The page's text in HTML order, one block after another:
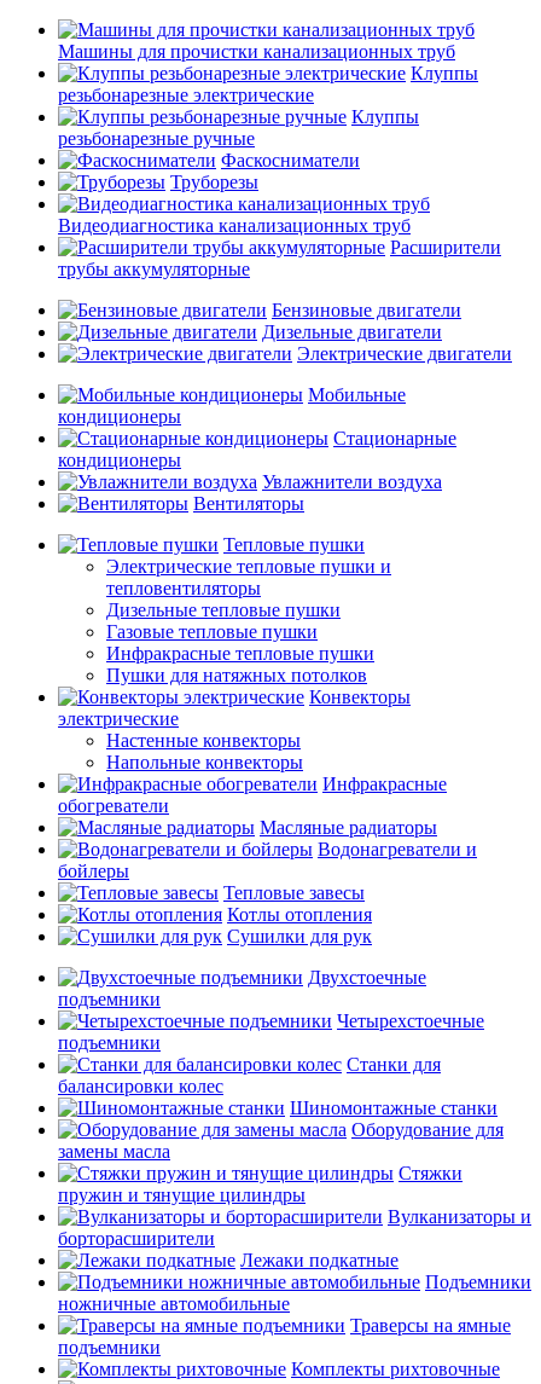
Машины для прочистки канализационных труб
Клуппы
резьбонарезные электрические
Клуппы
резьбонарезные ручные
Фаскосниматели
Труборезы
Видеодиагностика канализационных труб
Расширители
трубы аккумуляторные
Бензиновые двигатели
Дизельные двигатели
Электрические двигатели
Мобильные
кондиционеры
Стационарные
кондиционеры
Увлажнители воздуха
Вентиляторы
Тепловые пушки
Электрические тепловые пушки и
тепловентиляторы
Дизельные тепловые пушки
Газовые тепловые пушки
Инфракрасные тепловые пушки
Пушки для натяжных потолков
Конвекторы
электрические
Настенные конвекторы
Напольные конвекторы
Инфракрасные
обогреватели
Масляные радиаторы
Водонагреватели и
бойлеры
Тепловые завесы
Котлы отопления
Сушилки для рук
Двухстоечные
подъемники
Четырехстоечные
подъемники
Станки для
балансировки колес
Шиномонтажные станки
Оборудование для
замены масла
Стяжки
пружин и тянущие цилиндры
Вулканизаторы и
борторасширители
Лежаки подкатные
Подъемники
ножничные автомобильные
Траверсы на ямные
подъемники
Комплекты рихтовочные